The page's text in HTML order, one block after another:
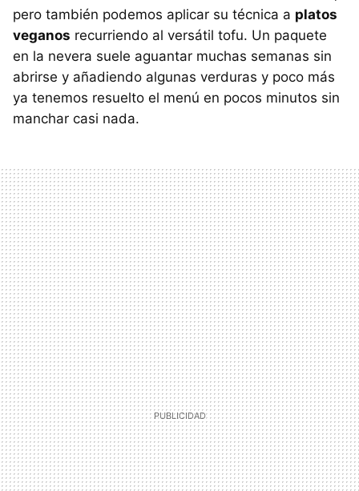
pero también podemos aplicar su técnica a platos
veganos recurriendo al versátil tofu. Un paquete
en la nevera suele aguantar muchas semanas sin
abrirse y añadiendo algunas verduras y poco más
ya tenemos resuelto el menú en pocos minutos sin
manchar casi nada.